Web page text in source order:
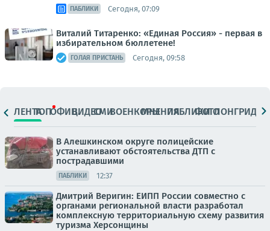
ПАБЛИКИ Сегодня, 07:09
Виталий Титаренко: «Единая Россия» - первая в
избирательном бюллетене!
ГОЛАЯ ПРИСТАНЬ Сегодня, 09:58
ЛЕНТАТОПОФИЦ.ВИДЕОСМИВОЕНКОРЫМНЕНИЯПАБЛИКИ
ФОТОЛОНГРИДЫ
В Алешкинском округе полицейские
устанавливают обстоятельства ДТП с
пострадавшими
ПАБЛИКИ 12:37
Дмитрий Веригин: ЕИПП России совместно с
органами региональной власти разработал
комплексную территориальную схему развития
туризма Херсонщины